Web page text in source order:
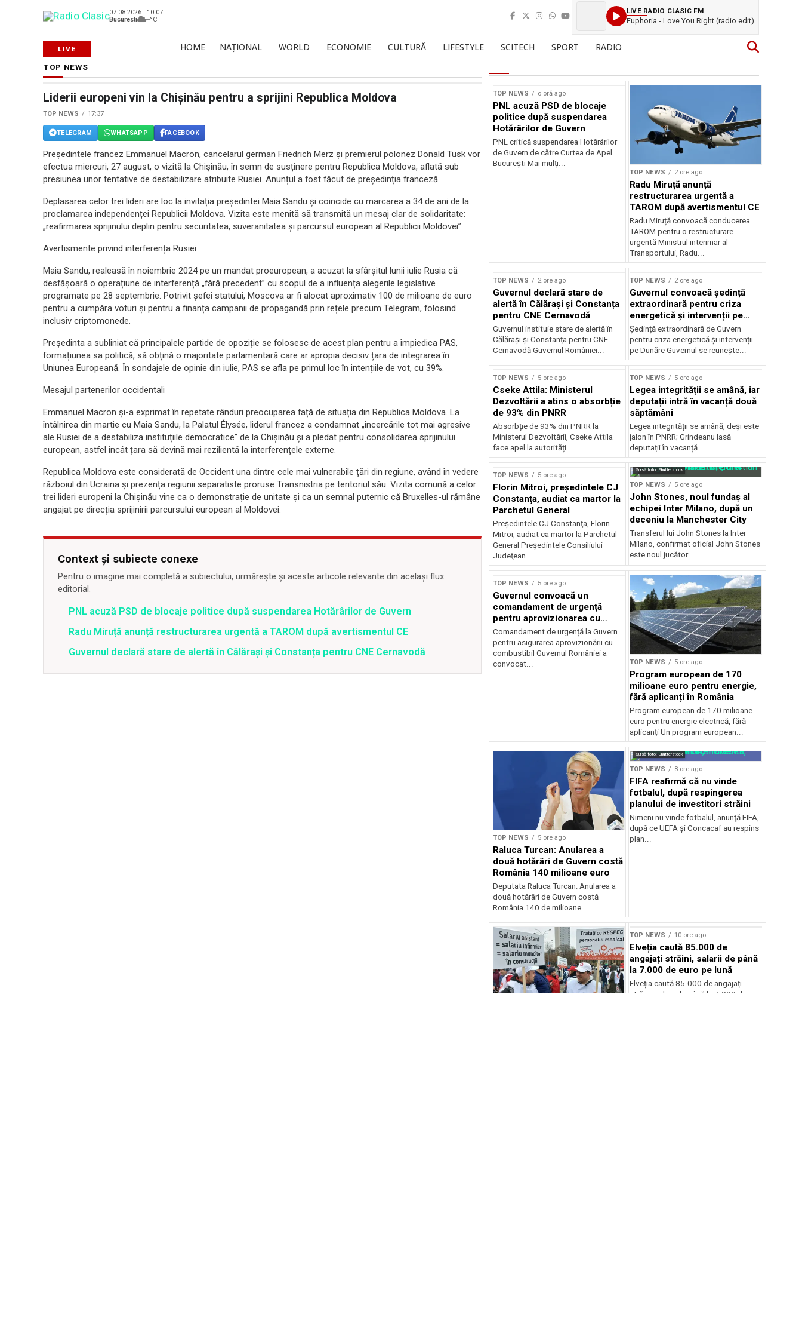
07.08.2026 | 10:07
Bucuresti
--°C
LIVE RADIO CLASIC FM
Euphoria - Love You Right (radio edit)
HOME NAȚIONAL WORLD ECONOMIE CULTURĂ LIFESTYLE SCITECH SPORT RADIO
TOP NEWS
Liderii europeni vin la Chișinău pentru a sprijini Republica Moldova
TOP NEWS 17:37
TELEGRAM WHATSAPP FACEBOOK
Președintele francez Emmanuel Macron, cancelarul german Friedrich Merz și premierul polonez Donald Tusk vor
efectua miercuri, 27 august, o vizită la Chișinău, în semn de susținere pentru Republica Moldova, aflată sub
presiunea unor tentative de destabilizare atribuite Rusiei. Anunțul a fost făcut de președinția franceză.
Deplasarea celor trei lideri are loc la invitația președintei Maia Sandu și coincide cu marcarea a 34 de ani de la
proclamarea independenței Republicii Moldova. Vizita este menită să transmită un mesaj clar de solidaritate:
„reafirmarea sprijinului deplin pentru securitatea, suveranitatea și parcursul european al Republicii Moldovei”.
Avertismente privind interferența Rusiei
Maia Sandu, realeasă în noiembrie 2024 pe un mandat proeuropean, a acuzat la sfârșitul lunii iulie Rusia că
desfășoară o operațiune de interferență „fără precedent” cu scopul de a influența alegerile legislative
programate pe 28 septembrie. Potrivit șefei statului, Moscova ar fi alocat aproximativ 100 de milioane de euro
pentru a cumpăra voturi și pentru a finanța campanii de propagandă prin rețele precum Telegram, folosind
inclusiv criptomonede.
Președinta a subliniat că principalele partide de opoziție se folosesc de acest plan pentru a împiedica PAS,
formațiunea sa politică, să obțină o majoritate parlamentară care ar apropia decisiv țara de integrarea în
Uniunea Europeană. În sondajele de opinie din iulie, PAS se afla pe primul loc în intențiile de vot, cu 39%.
Mesajul partenerilor occidentali
Emmanuel Macron și-a exprimat în repetate rânduri preocuparea față de situația din Republica Moldova. La
întâlnirea din martie cu Maia Sandu, la Palatul Élysée, liderul francez a condamnat „încercările tot mai agresive
ale Rusiei de a destabiliza instituțiile democratice” de la Chișinău și a pledat pentru consolidarea sprijinului
european, astfel încât țara să devină mai rezilientă la interferențele externe.
Republica Moldova este considerată de Occident una dintre cele mai vulnerabile țări din regiune, având în vedere
războiul din Ucraina și prezența regiunii separatiste proruse Transnistria pe teritoriul său. Vizita comună a celor
trei lideri europeni la Chișinău vine ca o demonstrație de unitate și ca un semnal puternic că Bruxelles-ul rămâne
angajat pe direcția sprijinirii parcursului european al Moldovei.
Context și subiecte conexe
Pentru o imagine mai completă a subiectului, urmărește și aceste articole relevante din același flux
editorial.
PNL acuză PSD de blocaje politice după suspendarea Hotărârilor de Guvern
Radu Miruță anunță restructurarea urgentă a TAROM după avertismentul CE
Guvernul declară stare de alertă în Călărași și Constanța pentru CNE Cernavodă
TOP NEWS o oră ago
PNL acuză PSD de blocaje
politice după suspendarea
Hotărârilor de Guvern
PNL critică suspendarea Hotărârilor
de Guvern de către Curtea de Apel
București Mai mulți...
TOP NEWS 2 ore ago
Radu Miruță anunță
restructurarea urgentă a
TAROM după avertismentul CE
Radu Miruță convoacă conducerea
TAROM pentru o restructurare
urgentă Ministrul interimar al
Transportului, Radu...
TOP NEWS 2 ore ago
Guvernul declară stare de
alertă în Călărași și Constanța
pentru CNE Cernavodă
Guvernul instituie stare de alertă în
Călărași și Constanța pentru CNE
Cernavodă Guvernul României...
TOP NEWS 2 ore ago
Guvernul convoacă ședință
extraordinară pentru criza
energetică și intervenții pe
Dunăre
Ședință extraordinară de Guvern
pentru criza energetică și intervenții
pe Dunăre Guvernul se reunește...
TOP NEWS 5 ore ago
Cseke Attila: Ministerul
Dezvoltării a atins o absorbție
de 93% din PNRR
Absorbție de 93% din PNRR la
Ministerul Dezvoltării, Cseke Attila
face apel la autorități...
TOP NEWS 5 ore ago
Legea integrității se amână, iar
deputații intră în vacanță două
săptămâni
Legea integrității se amână, deși este
jalon în PNRR; Grindeanu lasă
deputații în vacanță...
TOP NEWS 5 ore ago
Florin Mitroi, preşedintele CJ
Constanţa, audiat ca martor la
Parchetul General
Preşedintele CJ Constanţa, Florin
Mitroi, audiat ca martor la Parchetul
General Preşedintele Consiliului
Judeţean...
Sursă foto: Shutterstock
TOP NEWS 5 ore ago
John Stones, noul fundaș al
echipei Inter Milano, după un
deceniu la Manchester City
Transferul lui John Stones la Inter
Milano, confirmat oficial John Stones
este noul jucător...
TOP NEWS 5 ore ago
Guvernul convoacă un
comandament de urgență
pentru aprovizionarea cu
combustibil
Comandament de urgență la Guvern
pentru asigurarea aprovizionării cu
combustibil Guvernul României a
convocat...
TOP NEWS 5 ore ago
Program european de 170
milioane euro pentru energie,
fără aplicanți în România
Program european de 170 milioane
euro pentru energie electrică, fără
aplicanți Un program european...
TOP NEWS 5 ore ago
Raluca Turcan: Anularea a
două hotărâri de Guvern costă
România 140 milioane euro
Deputata Raluca Turcan: Anularea a
două hotărâri de Guvern costă
România 140 de milioane...
Sursă foto: Shutterstock
TOP NEWS 8 ore ago
FIFA reafirmă că nu vinde
fotbalul, după respingerea
planului de investitori străini
Nimeni nu vinde fotbalul, anunţă FIFA,
după ce UEFA şi Concacaf au respins
plan...
TOP NEWS 10 ore ago
Elveția caută 85.000 de
angajați străini, salarii de până
la 7.000 de euro pe lună
Elveția caută 85.000 de angajați
străini, salarii de până la 7.000 de